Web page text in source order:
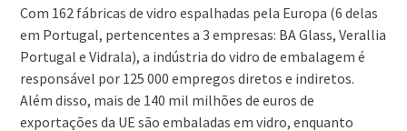
Com 162 fábricas de vidro espalhadas pela Europa (6 delas
em Portugal, pertencentes a 3 empresas: BA Glass, Verallia
Portugal e Vidrala), a indústria do vidro de embalagem é
responsável por 125 000 empregos diretos e indiretos.
Além disso, mais de 140 mil milhões de euros de
exportações da UE são embaladas em vidro, enquanto